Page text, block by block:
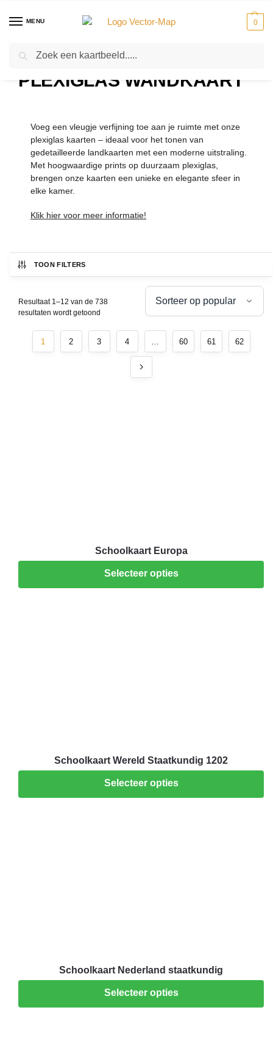
MENU 0
Home Kaarten - Plexiglas Wandkaart
PLEXIGLAS WANDKAART
Voeg een vleugje verfijning toe aan je ruimte met onze
plexiglas kaarten – ideaal voor het tonen van
gedetailleerde landkaarten met een moderne uitstraling.
Met hoogwaardige prints op duurzaam plexiglas,
brengen onze kaarten een unieke en elegante sfeer in
elke kamer.
Klik hier voor meer informatie!
TOON FILTERS
Resultaat 1–12 van de 738
resultaten wordt getoond
1 2 3 4 … 60 61 62
Schoolkaart Europa
Selecteer opties
Schoolkaart Wereld Staatkundig 1202
Selecteer opties
Schoolkaart Nederland staatkundig
Selecteer opties